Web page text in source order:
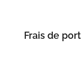
Frais de